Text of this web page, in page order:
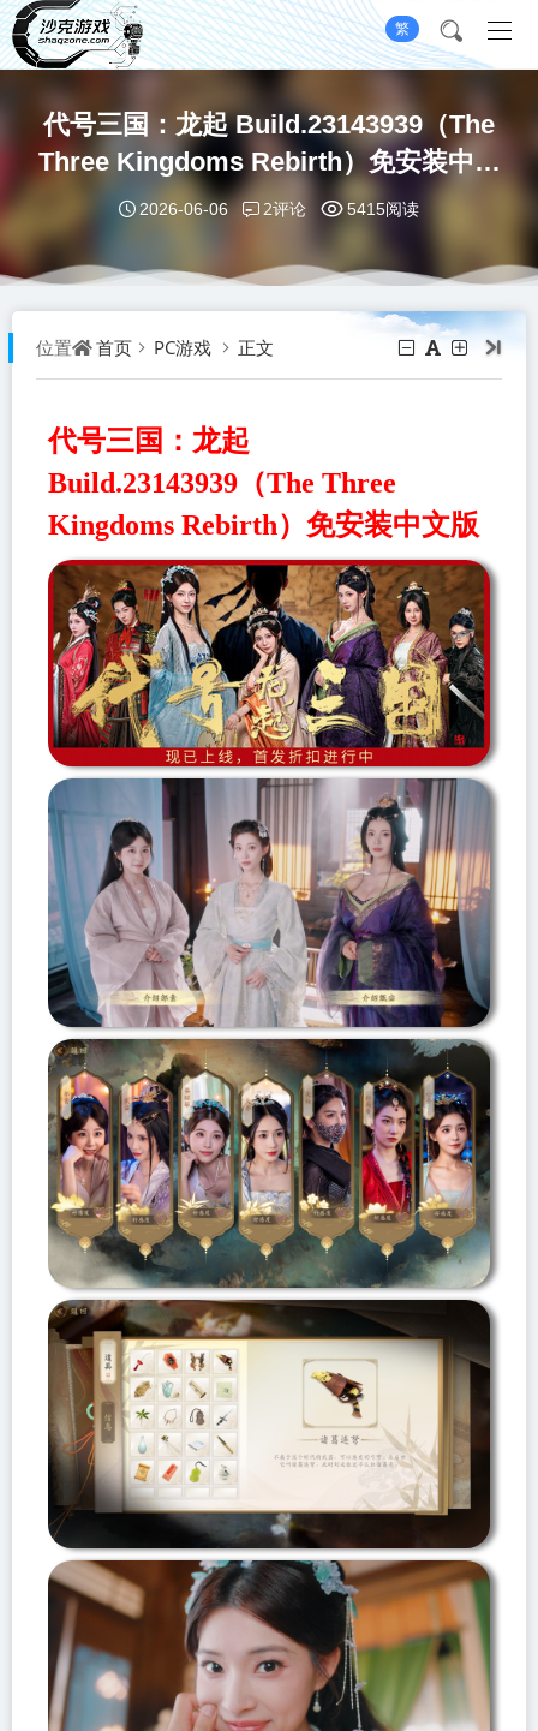
繁
代号三国：龙起 Build.23143939（The
Three Kingdoms Rebirth）免安装中文
版
2026-06-06 2评论 5415阅读
位置 首页 PC游戏 正文
代号三国：龙起
Build.23143939（The Three
Kingdoms Rebirth）免安装中文版